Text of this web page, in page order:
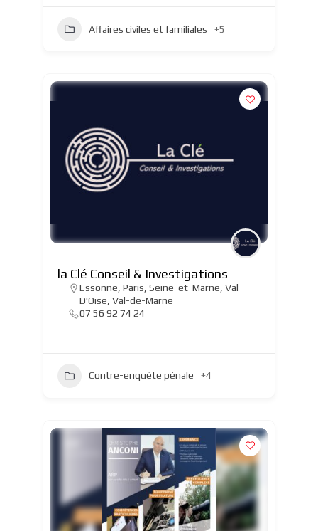
Affaires civiles et familiales +5
la Clé Conseil & Investigations
Essonne Paris Seine-et-Marne Val-
D'Oise Val-de-Marne
07 56 92 74 24
Contre-enquête pénale +4